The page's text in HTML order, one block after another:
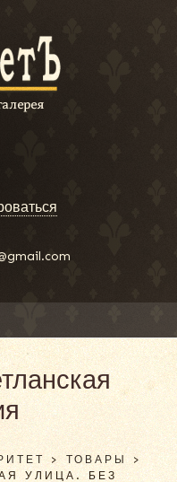
> ТОВАРЫ >
УЛИЦА. БЕЗ